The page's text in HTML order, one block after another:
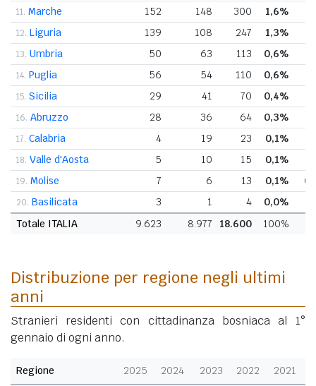
11. Marche 152 148 300 1,6%
12. Liguria 139 108 247 1,3%
13. Umbria 50 63 113 0,6%
14. Puglia 56 54 110 0,6%
15. Sicilia 29 41 70 0,4%
16. Abruzzo 28 36 64 0,3%
17. Calabria 4 19 23 0,1%
18. Valle d'Aosta 5 10 15 0,1%
19. Molise 7 6 13 0,1%
20. Basilicata 3 1 4 0,0%
Totale ITALIA
9.623 8.977 18.600 100%
Distribuzione per regione negli ultimi
anni
Stranieri residenti con cittadinanza bosniaca al 1°
gennaio di ogni anno.
Regione 2025 2024 2023 2022 2021